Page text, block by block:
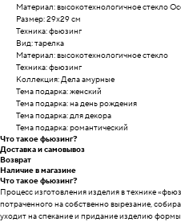
Материал: высокотехнологичное стекло
Размер: 29х29 см
Техника: фьюзинг
Вид: тарелка
Материал: высокотехнологичное стекло
Техника: фьюзинг
Коллекция: Дела амурные
Тема подарка: женский
Тема подарка: на день рождения
Тема подарка: для декора
Тема подарка: романтический
Что такое фьюзинг?
Доставка и самовывоз
Возврат
Наличие в магазине
Что такое фьюзинг?
Процесс изготовления изделия в технике
потраченного на собственно вырезание,
уходит на спекание и придание изделию